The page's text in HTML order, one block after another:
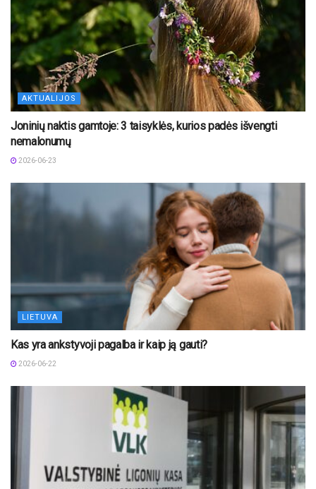
AKTUALIJOS
Joninių naktis gamtoje: 3 taisyklės, kurios padės išvengti
nemalonumų
2026-06-23
LIETUVA
Kas yra ankstyvoji pagalba ir kaip ją gauti?
2026-06-22